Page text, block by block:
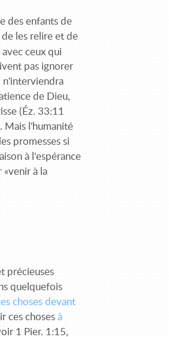
des enfants de
les relire et de
ceux qui
pas ignorer
n'interviendra
de Dieu,
(Éz. 33:11
Mais l'humanité
promesses si
à l'espérance
à la
précieuses
quelquefois
choses devant
ces chosesà
1 Pier. 1:15,